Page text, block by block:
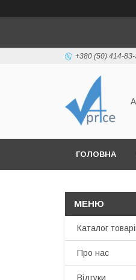
+380 (50) 414-
ГОЛОВНА
Каталог
Про нас
Відгуки